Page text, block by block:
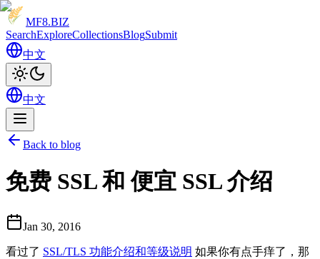
MF8.BIZ
SearchExploreCollectionsBlogSubmit
中文
中文
Back to blog
免费 SSL 和 便宜 SSL 介绍
Jan 30, 2016
看过了 SSL/TLS 功能介绍和等级说明 如果你有点手痒了，那